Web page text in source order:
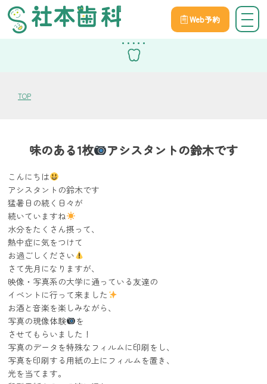
Web予約
スタッフブログ
TOP
味のある1枚 アシスタントの鈴木です
こんにちは
アシスタントの鈴木です
猛暑日の続く日々が
続いていますね
水分をたくさん摂って、
熱中症に気をつけて
お過ごしください
さて先月になりますが、
映像・写真系の大学に通っている友達の
イベントに行って来ました
お酒と音楽を楽しみながら、
写真の現像体験
を
させてもらいました！
写真のデータを特殊なフィルムに印刷をし、
写真を印刷する用紙の上にフィルムを置き、
光を当てます。